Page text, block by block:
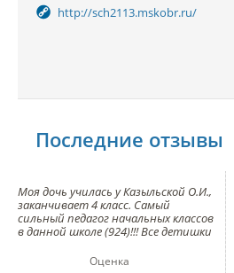
http://sch2113.mskobr.ru/
Последние отзывы
Моя дочь училась у Казыльской О.И.,
заканчивает 4 класс. Самый
сильный педагог начальных классов
в данной школе (924)!!! Все детишки
лицейские классы!!! Она всю душу и
Оценка